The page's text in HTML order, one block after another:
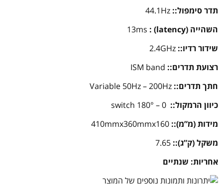
תדר סימפול:: 44.1Hz
השהייה (latency) :
13ms
שידור רדיו:: 2.4GHz
רצועת תדרים:: ISM band
חתך תדרים:: Variable 50Hz – 200Hz
כיוון הרמקול::
מידות (מ”מ):: 410mmx360mmx160
משקל (ק”ג):: 7.65
אחריות: שנתיים